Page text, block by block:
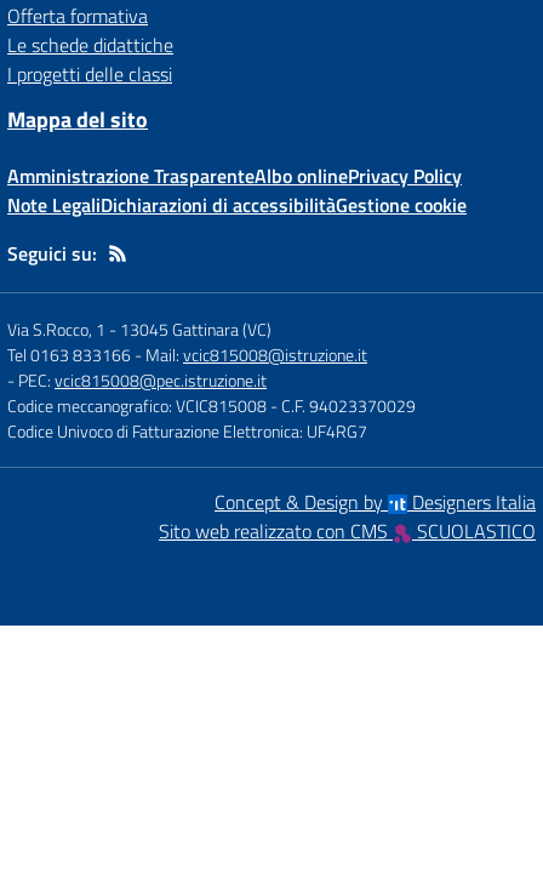
Offerta formativa
Le schede didattiche
I progetti delle classi
Mappa del sito
Amministrazione TrasparenteAlbo onlinePrivacy Policy
Note LegaliDichiarazioni di accessibilitàGestione cookie
Seguici su:
Via S.Rocco, 1 -13045 Gattinara (VC)
Tel 0163 833166- Mail:vcic815008@istruzione.it
- PEC:vcic815008@pec.istruzione.it
Codice meccanografico: VCIC815008- C.F. 94023370029
Codice Univoco di Fatturazione Elettronica: UF4RG7
Concept & Design by
Designers Italia
Sito web realizzato con CMS
SCUOLASTICO